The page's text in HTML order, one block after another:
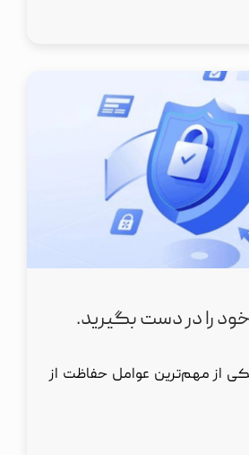
را در دست بگیرید.
از مهم‌ترین عوامل حفاظت از